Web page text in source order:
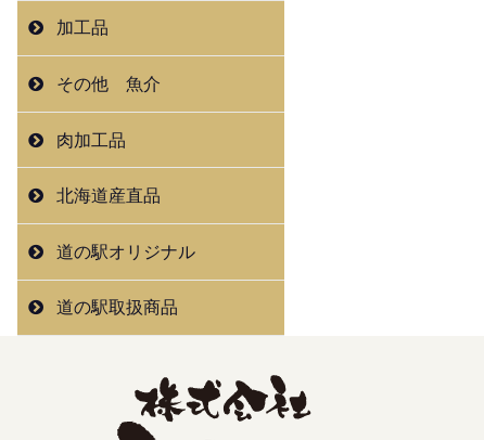
加工品
その他 魚介
肉加工品
北海道産直品
道の駅オリジナル
道の駅取扱商品